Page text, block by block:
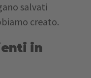
salvati
creato.
in